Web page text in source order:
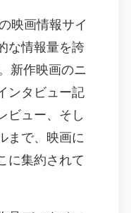
映画情報サイ
な情報量を誇
新作映画のニ
ンタビュー記
ビュー、そし
まで、映画に
に集約されて